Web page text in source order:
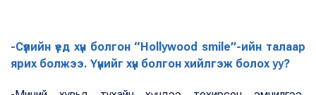
-Сүүлийн үед хүн болгон “Hollywood smile”-ийн талаар
ярих болжээ. Үүнийг хүн болгон хийлгэж болох уу?